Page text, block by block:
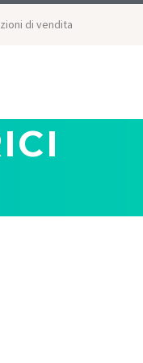
di vendita